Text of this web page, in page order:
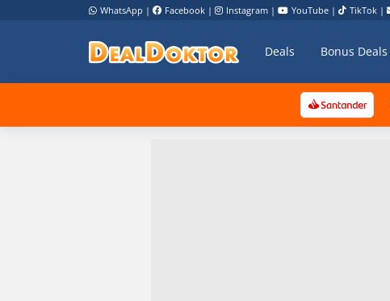
WhatsApp | Facebook | Instagram | YouTube | TikTok |
Deals Bonus Deals